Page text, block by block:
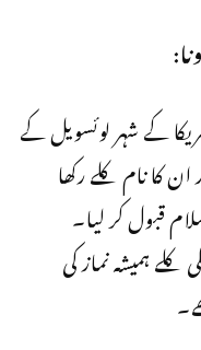
نے17جنوری1942کو امریکا کے شہر لوئسویل کے
کا نام کلے رکھا
میں اسلام قبول کر لیا۔
ہمیشہ نماز کی